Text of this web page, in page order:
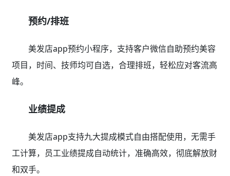
预约/排班
美发店app预约小程序，支持客户微信自助预约美容
项目，时间、技师均可自选，合理排班，轻松应对客流高
峰。
业绩提成
美发店app支持九大提成模式自由搭配使用，无需手
工计算，员工业绩提成自动统计，准确高效，彻底解放财
和双手。